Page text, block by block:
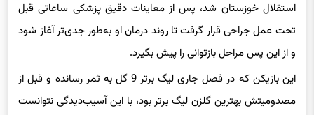
استقلال خوزستان شد، پس از معاینات دقیق پزشکی ساعاتی قبل
تحت عمل جراحی قرار گرفت تا روند درمان او به‌طور جدی‌تر آغاز شود
و از این پس مراحل بازتوانی را پیش بگیرد.
این بازیکن که در فصل جاری لیگ برتر 9 گل به ثمر رسانده و قبل از
مصدومیتش بهترین گلزن لیگ برتر بود، با این آسیب‌دیدگی نتوانست